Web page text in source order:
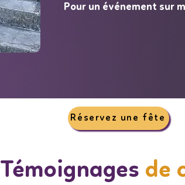
Pour un événement sur
Réservez une fête
Témoignages de